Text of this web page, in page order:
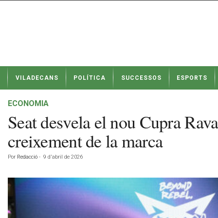
t
VILADECANS POLÍTICA SUCCESSOS ESPORTS
ECONOMIA
Seat desvela el nou Cupra
creixement de la marca
Por Redacció - 9 d'abril de 2026